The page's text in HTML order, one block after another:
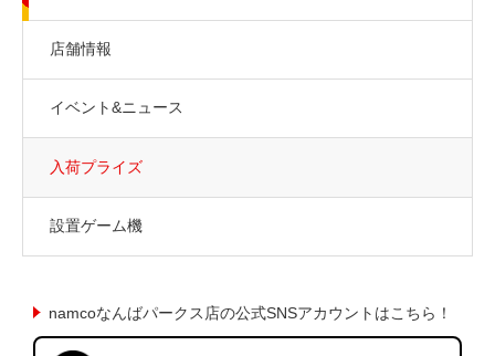
店舗情報
イベント&ニュース
入荷プライズ
設置ゲーム機
namcoなんばパークス店の公式SNSアカウントはこちら！